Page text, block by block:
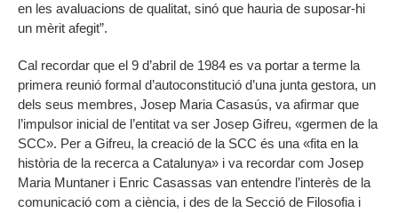
en les avaluacions de qualitat, sinó que hauria de suposar-hi
un mèrit afegit”.
Cal recordar que el 9 d’abril de 1984 es va portar a terme la
primera reunió formal d’autoconstitució d’una junta gestora, un
dels seus membres, Josep Maria Casasús, va afirmar que
l’impulsor inicial de l’entitat va ser Josep Gifreu, «germen de la
SCC». Per a Gifreu, la creació de la SCC és una «fita en la
història de la recerca a Catalunya» i va recordar com Josep
Maria Muntaner i Enric Casassas van entendre l’interès de la
comunicació com a ciència, i des de la Secció de Filosofia i